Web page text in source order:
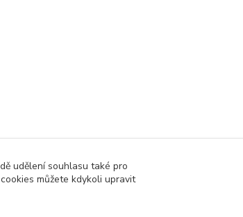
udělení souhlasu také pro
můžete kdykoli upravit